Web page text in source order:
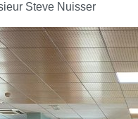
Steve Nuisser